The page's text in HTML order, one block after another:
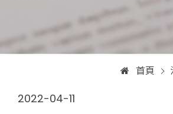
首頁
2022-04-11